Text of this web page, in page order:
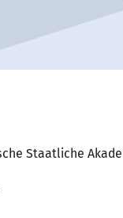
Staatliche